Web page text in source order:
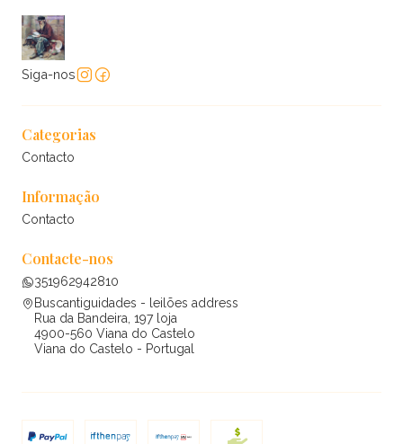
Siga-nos
Categorias
Contacto
Informação
Contacto
Contacte-nos
351962942810
Buscantiguidades - leilões address
Rua da Bandeira, 197 loja
4900-560 Viana do Castelo
Viana do Castelo - Portugal